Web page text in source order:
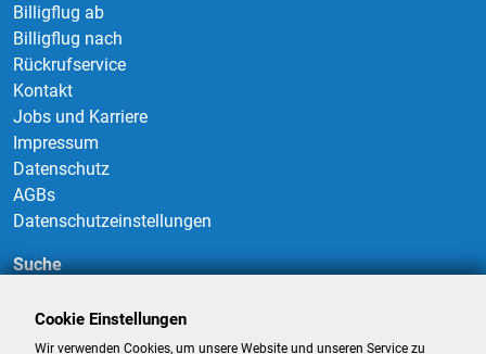
Billigflug ab
Billigflug nach
Rückrufservice
Kontakt
Jobs und Karriere
Impressum
Datenschutz
AGBs
Datenschutzeinstellungen
Suche
Cookie Einstellungen
Wir verwenden Cookies, um unsere Website und unseren Service zu